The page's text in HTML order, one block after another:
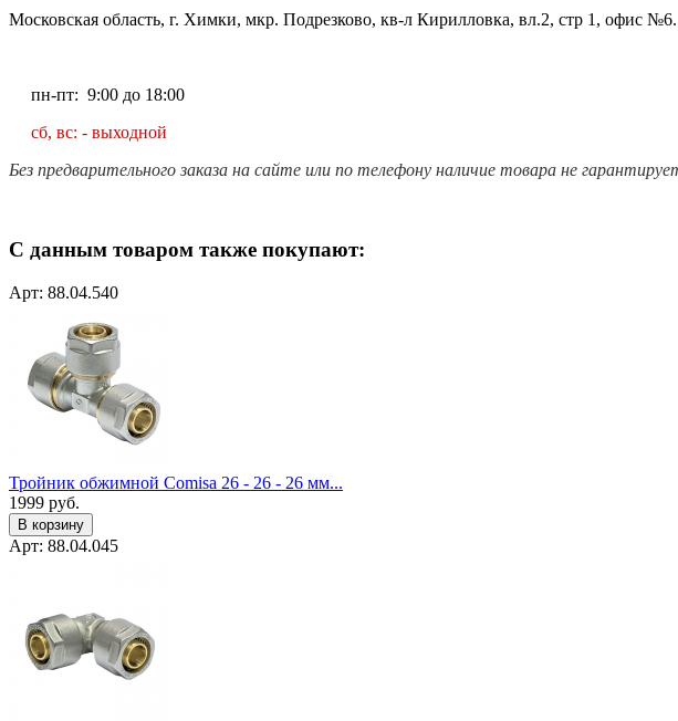
Московская область, г. Химки, мкр. Подрезково, кв-л Кирилловка, вл.2, стр 1, офис №6.
пн-пт: 9:00 до 18:00
сб, вс: - выходной
Без предварительного заказа на сайте или по телефону наличие товара не
С данным товаром также покупают:
Арт: 88.04.540
Тройник обжимной Comisa 26 - 26 - 26 мм...
1999 руб.
В корзину
Арт: 88.04.045